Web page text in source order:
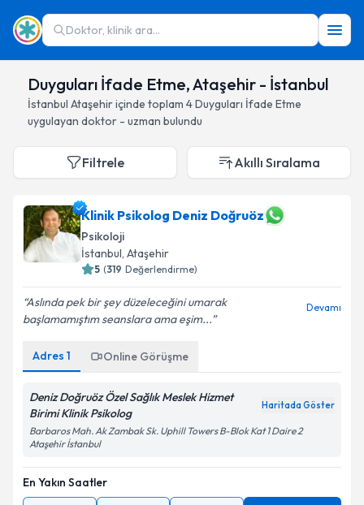
Doktor, klinik ara...
Duyguları İfade Etme, Ataşehir - İstanbul
İstanbul Ataşehiriçinde toplam 4Duyguları İfade Etme
uygulayan doktor - uzman bulundu
Filtrele Akıllı Sıralama
Klinik Psikolog Deniz Doğruöz
Psikoloji
İstanbul, Ataşehir
5 (319 Değerlendirme)
Aslında pek bir şey düzeleceğini umarak
başlamamıştım seanslara ama eşim...
Devamı
Adres 1 Online Görüşme
Deniz Doğruöz Özel Sağlık Meslek Hizmet
Birimi Klinik Psikolog
Haritada Göster
Barbaros Mah. Ak Zambak Sk. Uphill Towers B-Blok Kat 1 Daire 2
Ataşehir İstanbul
En Yakın Saatler